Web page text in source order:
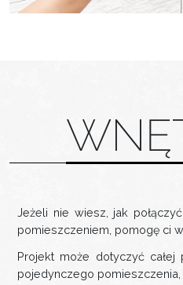
Jeżeli nie wiesz, jak
pomieszczeniem, pomogę ci w
Projekt może dotyczyć całej
pojedynczego pomieszczenia,